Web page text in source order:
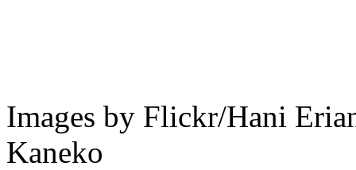
Images by Flickr/Hani
Kaneko